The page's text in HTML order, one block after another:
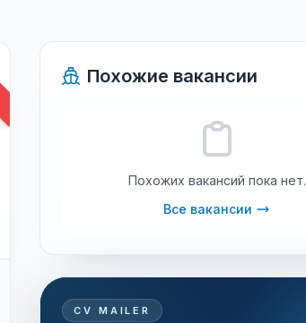
Похожие вакансии
Похожих вакансий пока нет.
Все вакансии
CV MAILER